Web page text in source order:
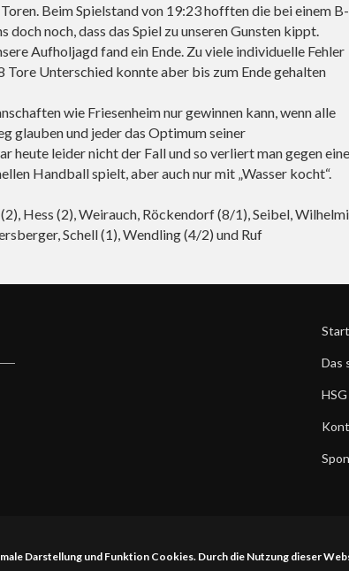
Beim Spielstand von 19:23 hofften die bei einem B-
doch noch, dass das Spiel zu unseren Gunsten kippt.
Aufholjagd fand ein Ende. Zu viele individuelle Fehler
Tore Unterschied konnte aber bis zum Ende gehalten
wie Friesenheim nur gewinnen kann, wenn alle
glauben und jeder das Optimum seiner
heute leider nicht der Fall und so verliert man gegen eine
Handball spielt, aber auch nur mit „Wasser kocht“.
Hess (2), Weirauch, Röckendorf (8/1), Seibel, Wilhelmi
Schell (1), Wendling (4/2) und Ruf
Start
Das
Darstellung und Funktion Cookies. Durch die Nutzung dieser